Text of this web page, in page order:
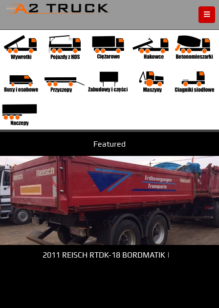
Strona główna
O firmie
Dojazd
Finansowanie
Cookie
Featured
2011 REISCH RTDK-18 BORDMATIK |